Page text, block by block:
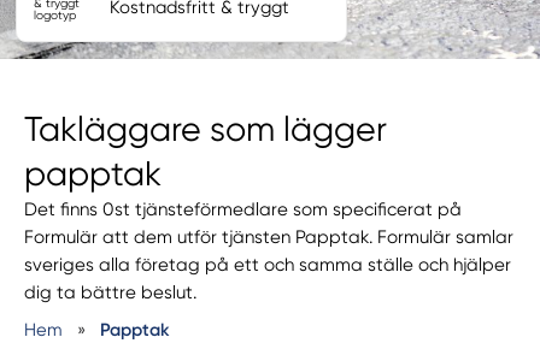
Takläggare som lägger
papptak
Det finns 0st tjänsteförmedlare som specificerat på
Formulär att dem utför tjänsten Papptak. Formulär samlar
sveriges alla företag på ett och samma ställe och hjälper
dig ta bättre beslut.
Hem
» Papptak
Kostnadsfritt & tryggt